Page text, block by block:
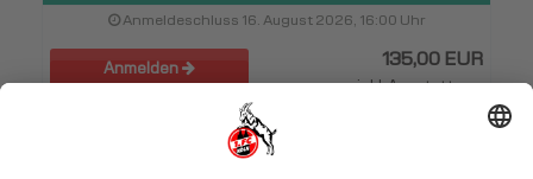
Anmeldeschluss 16. August 2026, 16:00 Uhr
Anmelden 135,00 EUR
inkl. Ausstattung